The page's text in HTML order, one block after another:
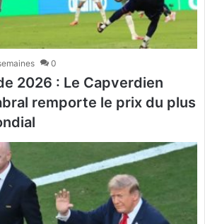
0
2026 : Le Capverdien
remporte le prix du plus